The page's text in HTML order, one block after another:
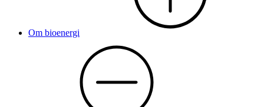
Om bioenergi